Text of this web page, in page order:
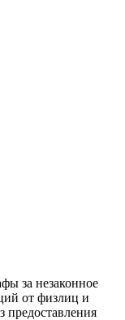
за незаконное
от физлиц и
предоставления